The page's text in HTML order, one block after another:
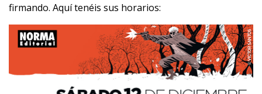
firmando. Aquí tenéis sus horarios: